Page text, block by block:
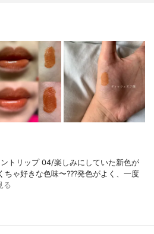
トリップ 04/楽しみにしていた新色が
ゃ好きな色味〜???発色がよく、一度
る